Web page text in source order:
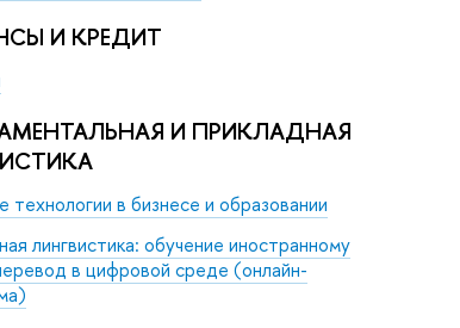
И КРЕДИТ
И ПРИКЛАДНАЯ
технологии в бизнесе и образовании
лингвистика: обучение иностранному
в цифровой среде (онлайн-